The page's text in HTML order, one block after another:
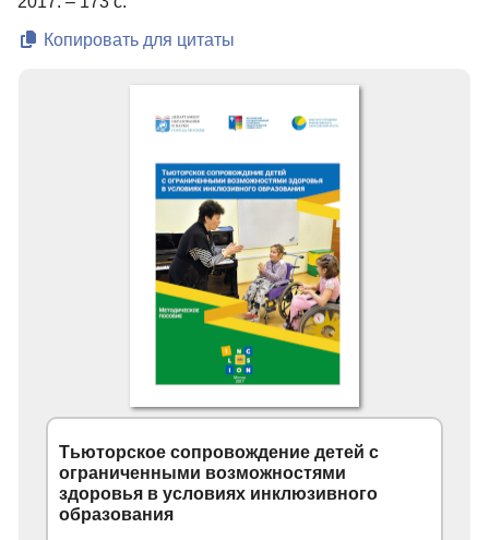
Копировать для цитаты
Тьюторское сопровождение детей с
ограниченными возможностями
здоровья в условиях инклюзивного
образования